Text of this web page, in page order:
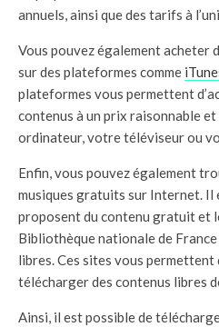
annuels, ainsi que des tarifs à
Vous pouvez également acheter
sur des plateformes comme
plateformes vous permettent
contenus à un prix raisonnable
ordinateur, votre téléviseur ou
Enfin, vous pouvez également
musiques gratuits sur Internet. Il
proposent du contenu gratuit et
Bibliothèque nationale de
libres. Ces sites vous
télécharger des contenus libres
Ainsi, il est possible de